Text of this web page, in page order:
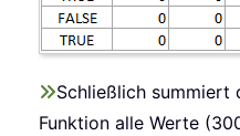
Schließlich summiert
Funktion alle Werte